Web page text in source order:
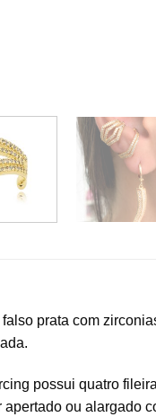
prata com
possui quatro
apertado ou alargado